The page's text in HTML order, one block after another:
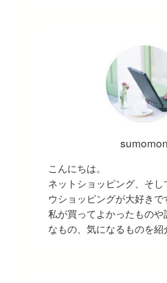
sumomon
こんにちは。
ネットショッピング、そし
ウショッピングが大好きで
私が買ってよかったもの
なもの、気になるものを紹